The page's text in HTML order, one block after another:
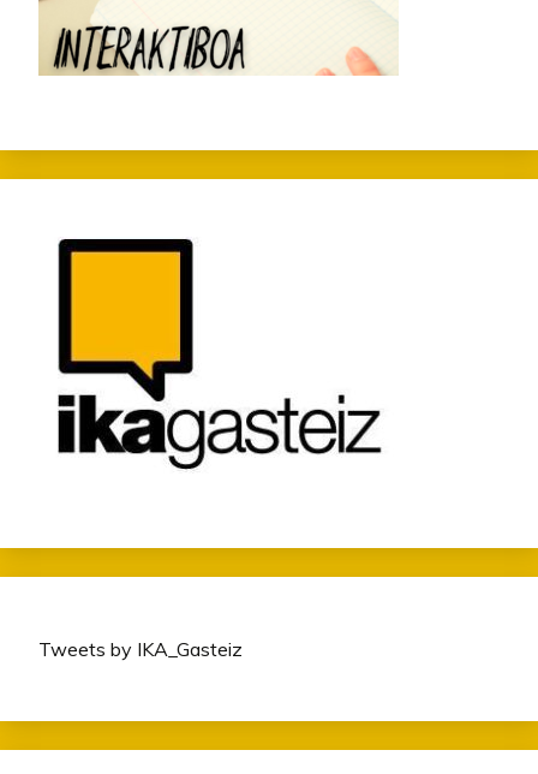
Tweets by IKA_Gasteiz